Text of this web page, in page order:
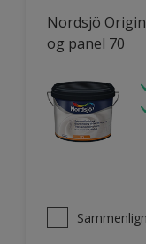
Nordsjö
og panel 70